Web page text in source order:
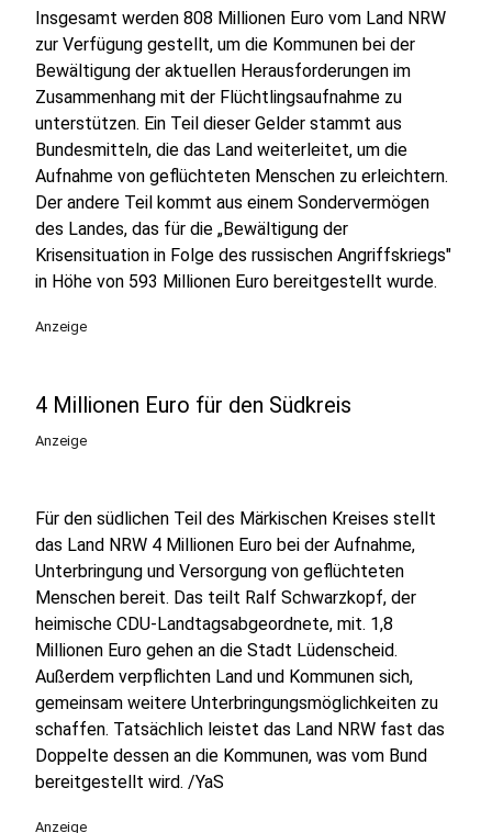
Insgesamt werden 808 Millionen Euro vom Land NRW
zur Verfügung gestellt, um die Kommunen bei der
Bewältigung der aktuellen Herausforderungen im
Zusammenhang mit der Flüchtlingsaufnahme zu
unterstützen. Ein Teil dieser Gelder stammt aus
Bundesmitteln, die das Land weiterleitet, um die
Aufnahme von geflüchteten Menschen zu erleichtern.
Der andere Teil kommt aus einem Sondervermögen
des Landes, das für die „Bewältigung der
Krisensituation in Folge des russischen Angriffskriegs"
in Höhe von 593 Millionen Euro bereitgestellt wurde.
Anzeige
4 Millionen Euro für den Südkreis
Anzeige
Für den südlichen Teil des Märkischen Kreises stellt
das Land NRW 4 Millionen Euro bei der Aufnahme,
Unterbringung und Versorgung von geflüchteten
Menschen bereit. Das teilt Ralf Schwarzkopf, der
heimische CDU-Landtagsabgeordnete, mit. 1,8
Millionen Euro gehen an die Stadt Lüdenscheid.
Außerdem verpflichten Land und Kommunen sich,
gemeinsam weitere Unterbringungsmöglichkeiten zu
schaffen. Tatsächlich leistet das Land NRW fast das
Doppelte dessen an die Kommunen, was vom Bund
bereitgestellt wird. /YaS
Anzeige